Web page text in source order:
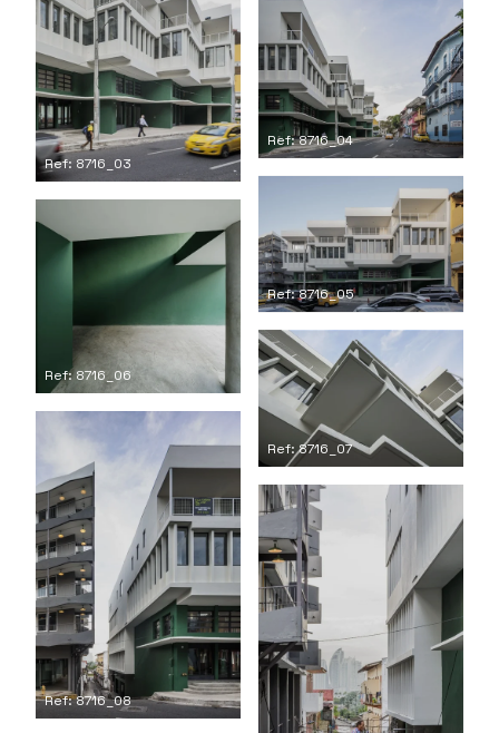
Ref: 8716_03
Ref: 8716_04
Ref: 8716_05
Ref: 8716_06
Ref: 8716_07
Ref: 8716_08